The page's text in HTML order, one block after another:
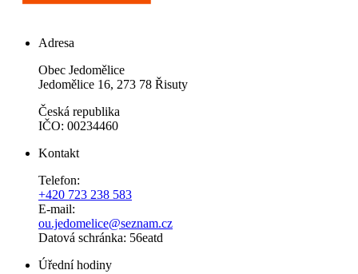
Adresa
Obec Jedomělice
Jedomělice 16, 273 78 Řisuty
Česká republika
IČO: 00234460
Kontakt
Telefon:
+420 723 238 583
E-mail:
ou.jedomelice@seznam.cz
Datová schránka: 56eatd
Úřední hodiny